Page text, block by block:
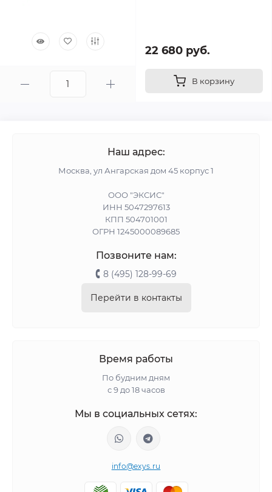
22 680 руб.
В корзину
Наш адрес:
Москва, ул Ангарская дом 45 корпус 1
ООО "ЭКСИС"
ИНН 5047297613
КПП 504701001
ОГРН 1245000089685
Позвоните нам:
8 (495) 128-99-69
Перейти в контакты
Время работы
По будним дням
с 9 до 18 часов
Мы в социальных сетях:
info@exys.ru